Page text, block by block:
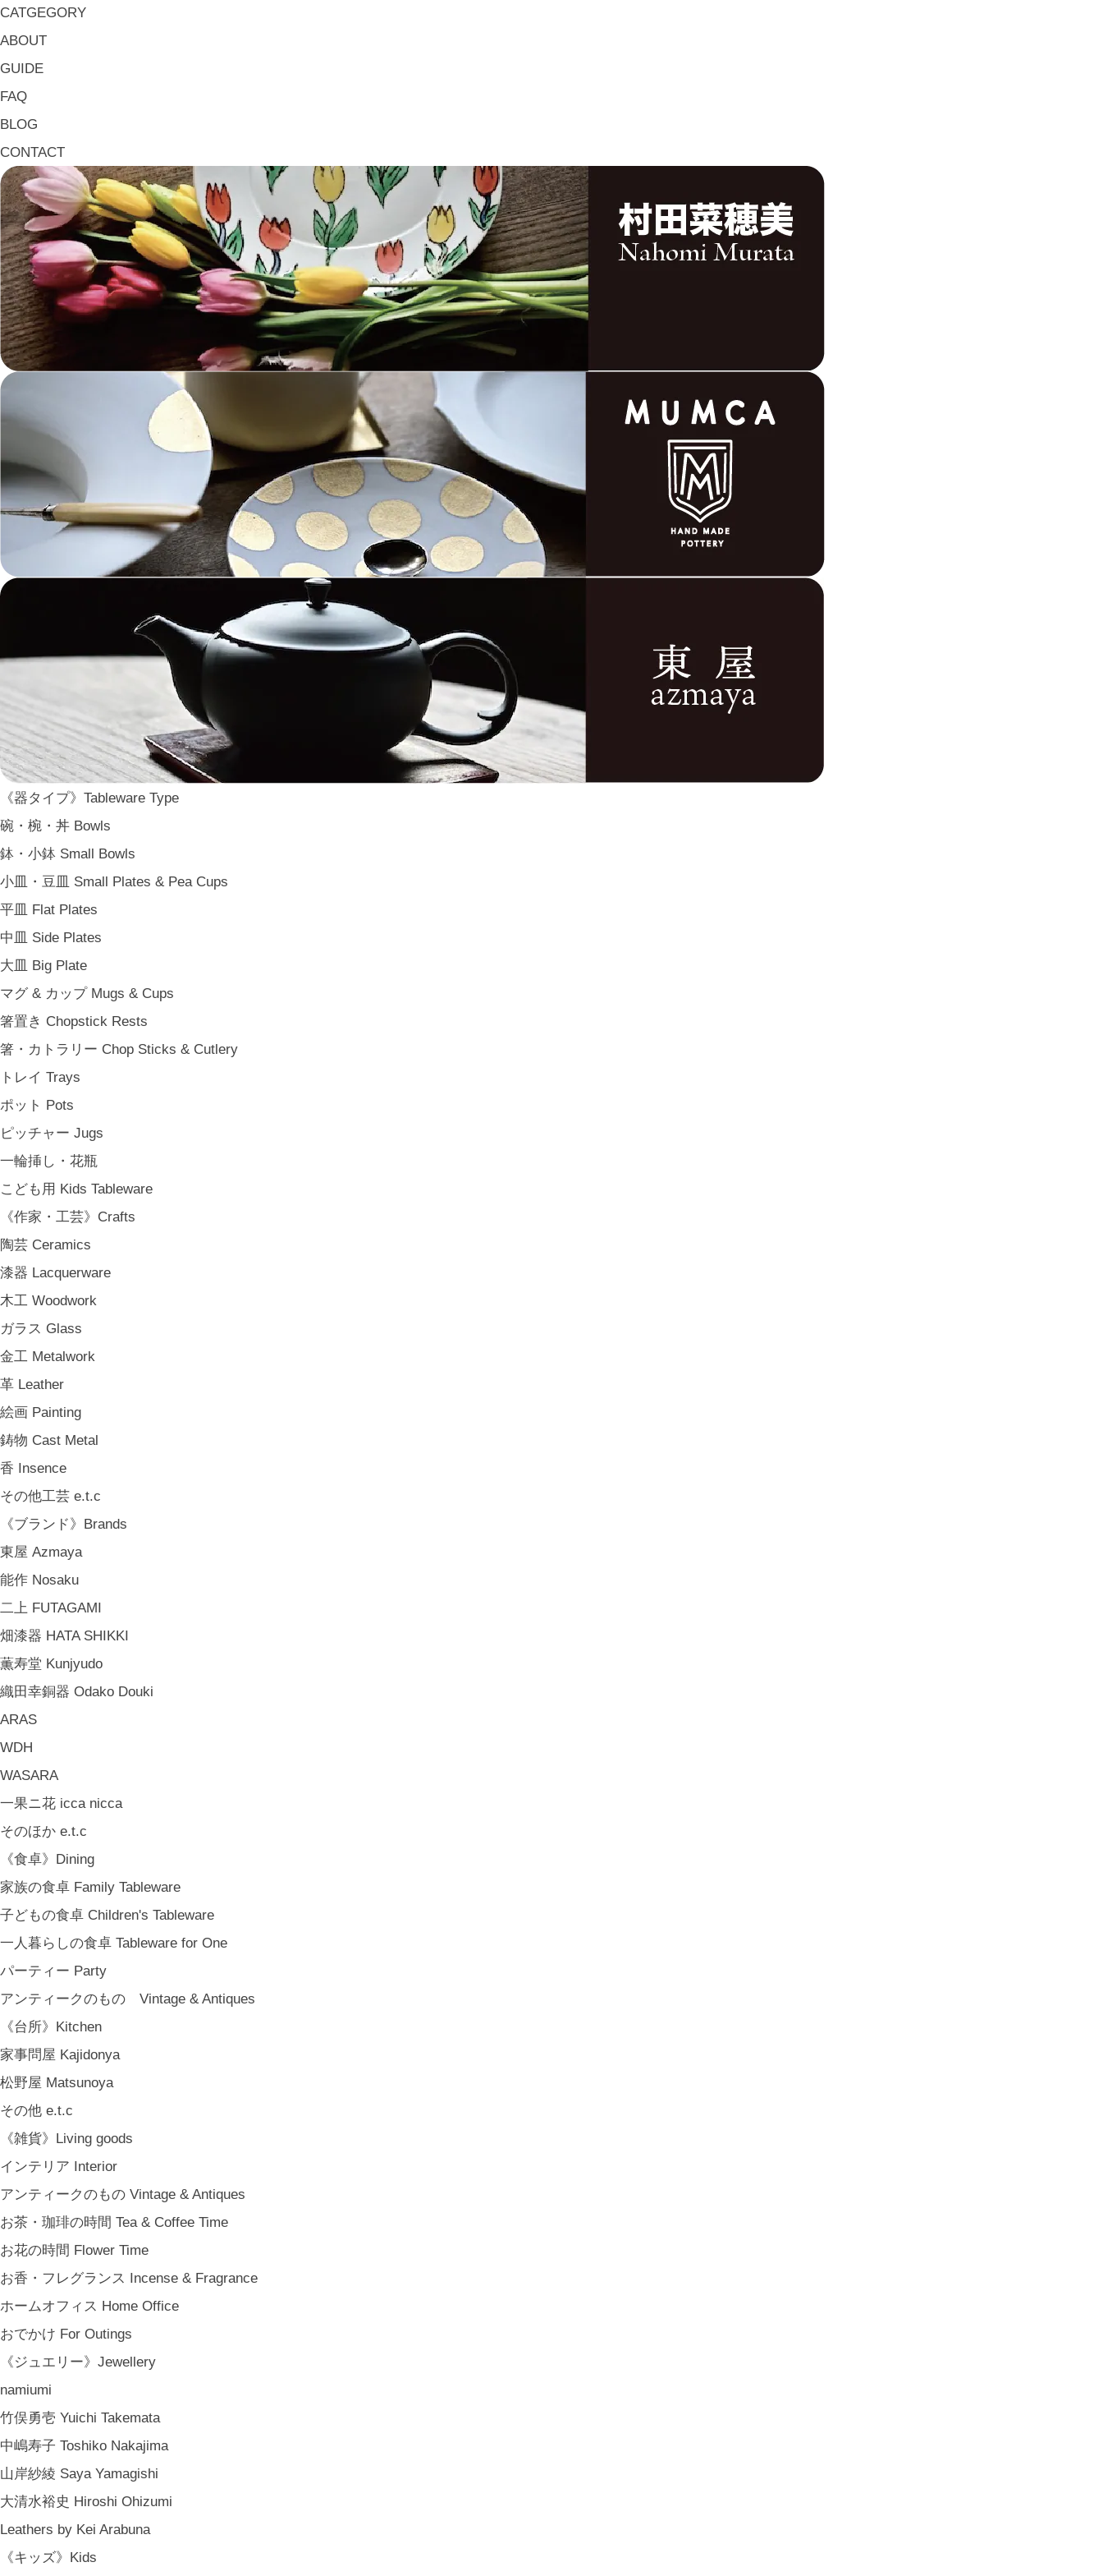
CATGEGORY
ABOUT
GUIDE
FAQ
BLOG
CONTACT
《器タイプ》Tableware Type
碗・椀・丼 Bowls
鉢・小鉢 Small Bowls
小皿・豆皿 Small Plates & Pea Cups
平皿 Flat Plates
中皿 Side Plates
大皿 Big Plate
マグ & カップ Mugs & Cups
箸置き Chopstick Rests
箸・カトラリー Chop Sticks & Cutlery
トレイ Trays
ポット Pots
ピッチャー Jugs
一輪挿し・花瓶
こども用 Kids Tableware
《作家・工芸》Crafts
陶芸 Ceramics
漆器 Lacquerware
木工 Woodwork
ガラス Glass
金工 Metalwork
革 Leather
絵画 Painting
鋳物 Cast Metal
香 Insence
その他工芸 e.t.c
《ブランド》Brands
東屋 Azmaya
能作 Nosaku
二上 FUTAGAMI
畑漆器 HATA SHIKKI
薫寿堂 Kunjyudo
織田幸銅器 Odako Douki
ARAS
WDH
WASARA
一果ニ花 icca nicca
そのほか e.t.c
《食卓》Dining
家族の食卓 Family Tableware
子どもの食卓 Children's Tableware
一人暮らしの食卓 Tableware for One
パーティー Party
アンティークのもの Vintage & Antiques
《台所》Kitchen
家事問屋 Kajidonya
松野屋 Matsunoya
その他 e.t.c
《雑貨》Living goods
インテリア Interior
アンティークのもの Vintage & Antiques
お茶・珈琲の時間 Tea & Coffee Time
お花の時間 Flower Time
お香・フレグランス Incense & Fragrance
ホームオフィス Home Office
おでかけ For Outings
《ジュエリー》Jewellery
namiumi
竹俣勇壱 Yuichi Takemata
中嶋寿子 Toshiko Nakajima
山岸紗綾 Saya Yamagishi
大清水裕史 Hiroshi Ohizumi
Leathers by Kei Arabuna
《キッズ》Kids
箸置き Chopstick Rests
一輪挿し・花瓶
こども用 Kids Tableware
《作家・工芸》Crafts
陶芸 Ceramics
漆器 Lacquerware
木工 Woodwork
ガラス Glass
革 Leather
香 Insence
その他工芸 e.t.c
《ブランド》Brands
東屋 Azmaya
能作 Nosaku
畑漆器 HATA SHIKKI
織田幸銅器 Odako Douki
WDH
WASARA
一果ニ花 icca nicca
そのほか e.t.c
《食卓》Dining
家族の食卓 Family Tableware
アンティークのもの Vintage & Antiques
家事問屋 Kajidonya
インテリア Interior
アンティークのもの Vintage & Antiques
お茶・珈琲の時間 Tea & Coffee Time
大清水裕史 Hiroshi Ohizumi
Leathers by Kei Arabuna
《食品》Food
COYA. (3月中旬〜)
《古道具》Vintage & Antiques
ハナレきりゅう Hanare Kiryuh
《義援金商品》Charity
《ギフト》Gifts
石川・金沢・北陸土産 Local Souvenirs
新築祝い Housewarming Gifts
結婚祝い Wedding Gifts
結婚式の引出物 Wedding Favors
誕生日プレゼント Birthday Gifts
クリスマス Chiristmas Gifts
《季節のもの》Seasonal
秋 Autumn
冬 Winter
節句 Seasonal Celebrations